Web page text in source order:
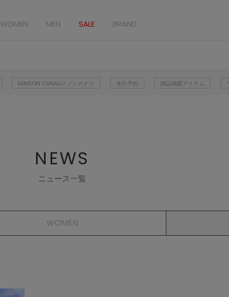
WOMEN MEN SALE BRAND
MAISON CANAUメゾンカナウ 先行予約 雑誌掲載アイテム
NEWS
ニュース一覧
WOMEN